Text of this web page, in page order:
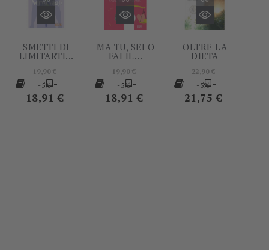
SMETTI DI
LIMITARTI...
Prezzo
base
19,90 €
-5% Prezzo
18,91 €
-
MA TU, SEI O
FAI IL...
Prezzo
base
19,90 €
-5% Prezzo
18,91 €
-
OLTRE LA
DIETA
Prezzo
base
22,90 €
-5% Prezzo
21,75 €
-